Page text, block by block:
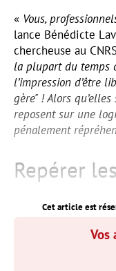
« Vous,
lance Bénédicte
chercheuse au
la plupart du temps
l’impression d’être
gère" ! Alors
reposent sur une
pénalement
Repérer
Cet article est
Vos